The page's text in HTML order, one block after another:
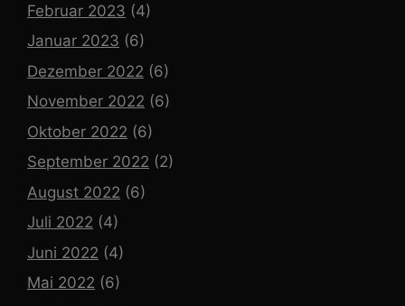
Februar 2023 (4)
Januar 2023 (6)
Dezember 2022 (6)
November 2022 (6)
Oktober 2022 (6)
September 2022 (2)
August 2022 (6)
Juli 2022 (4)
Juni 2022 (4)
Mai 2022 (6)